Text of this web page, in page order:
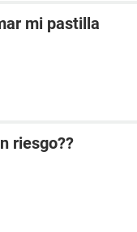
mi pastilla
riesgo??